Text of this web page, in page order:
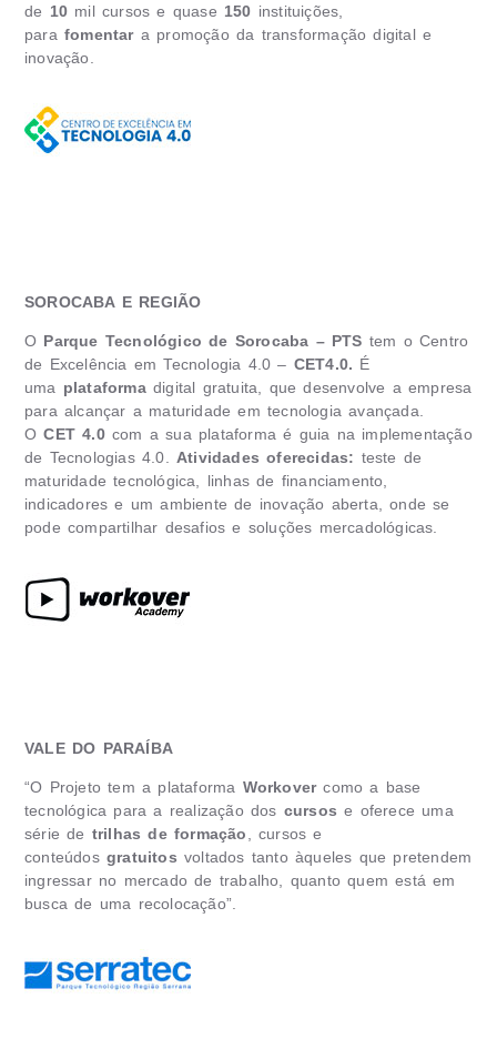
de 10 mil cursos e quase 150 instituições,
para fomentara promoção da transformação digital e
inovação.
SOROCABA E REGIÃO
O Parque Tecnológico de Sorocaba – PTS tem o Centro
de Excelência em Tecnologia 4.0 – CET4.0. É
uma plataformadigital gratuita, que desenvolve a empresa
para alcançar a maturidade em tecnologia avançada.
OCET 4.0com a sua plataforma é guia na implementação
de Tecnologias 4.0. Atividades oferecidas: teste de
maturidade tecnológica, linhas de financiamento,
indicadores e um ambiente de inovação aberta, onde se
pode compartilhar desafios e soluções mercadológicas.
VALE DO PARAÍBA
“O Projeto tem a plataforma Workovercomo a base
tecnológica para a realização dos cursos e oferece uma
série de trilhas de formação
, cursos e
conteúdosgratuitos voltados tanto àqueles que pretendem
ingressar no mercado de trabalho, quanto quem está em
busca de uma recolocação”.